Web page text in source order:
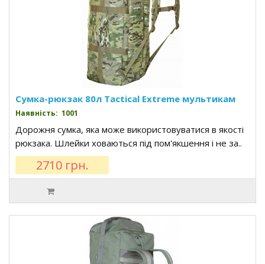
Сумка-рюкзак 80л Tactical Extreme мультикам
Наявність: 1001
Дорожня сумка, яка може використовуватися в якості
рюкзака. Шлейки ховаються під пом'якшення і не за..
2710 грн.